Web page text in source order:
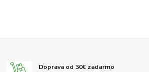
Doprava od 30€ zadarmo